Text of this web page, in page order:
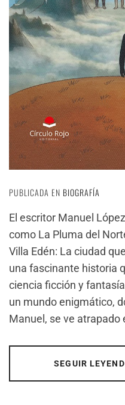
PUBLICADA EN BIOGRAFÍA
El escritor Manuel
como La Pluma del
Villa Edén: La ciudad
una fascinante historia
ciencia ficción y
un mundo enigmático,
Manuel, se ve atrapado
SEGUIR